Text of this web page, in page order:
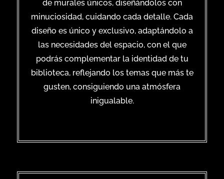
de murales únicos, diseñándolos con
minuciosidad, cuidando cada detalle. Cada
diseño es único y exclusivo, adaptándolo a
las necesidades del espacio, con el que
podrás complementar la identidad de tu
biblioteca, reflejando los temas que más te
gusten, consiguiendo una atmósfera
inigualable.